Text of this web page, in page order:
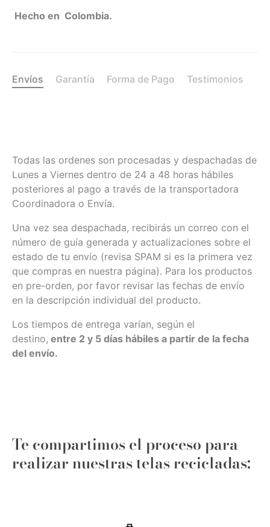
Hecho en Colombia.
Envíos Garantía Forma de Pago Testimonios
Todas las ordenes son procesadas y despachadas de
Lunes a Viernes dentro de 24 a 48 horas hábiles
posteriores al pago a través de la transportadora
Coordinadora o Envía.
Una vez sea despachada, recibirás un correo con el
número de guía generada y actualizaciones sobre el
estado de tu envío (revisa SPAM si es la primera vez
que compras en nuestra página). Para los productos
en pre-orden, por favor revisar las fechas de envío
en la descripción individual del producto.
Los tiempos de entrega varían, según el
destino, entre 2 y 5 días hábiles a partir de la fecha
del envío.
Te compartimos el proceso para
realizar nuestras telas recicladas: